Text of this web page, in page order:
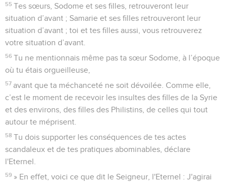
55 Tes sœurs, Sodome et ses filles, retrouveront leur
situation d’avant ; Samarie et ses filles retrouveront leur
situation d’avant ; toi et tes filles aussi, vous retrouverez
votre situation d’avant.
56 Tu ne mentionnais même pas ta sœur Sodome, à l’époque
où tu étais orgueilleuse,
57 avant que ta méchanceté ne soit dévoilée. Comme elle,
c’est le moment de recevoir les insultes des filles de la Syrie
et des environs, des filles des Philistins, de celles qui tout
autour te méprisent.
58 Tu dois supporter les conséquences de tes actes
scandaleux et de tes pratiques abominables, déclare
l'Eternel.
59 » En effet, voici ce que dit le Seigneur, l'Eternel : J'agirai